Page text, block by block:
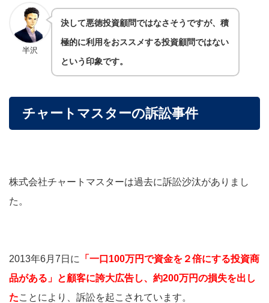
半沢
決して悪徳投資顧問ではなさそうですが、積
極的に利用をおススメする投資顧問ではない
という印象です。
チャートマスターの訴訟事件
株式会社チャートマスターは過去に訴訟沙汰がありまし
た。
2013年6月7日に
「一口100万円で資金を２倍にする投資商
品がある」と顧客に誇大広告し、約200万円の損失を出し
たことにより、訴訟を起こされています。